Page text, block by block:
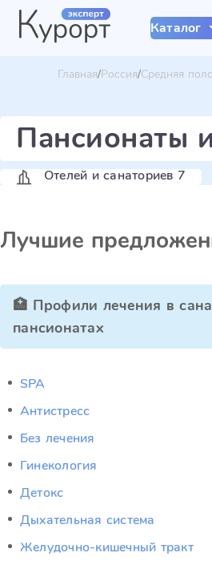
Каталог
Главная Россия Средняя
Пансионаты
Отелей и санаториев 7
Лучшие
🏥 Профили лечения в
пансионатах
SPA
Антистресс
Без лечения
Гинекология
Детокс
Дыхательная система
Желудочно-кишечный тракт